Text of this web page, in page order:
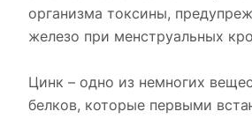
организма токсины,
железо при менструальных
Цинк – одно из немногих
белков, которые первыми